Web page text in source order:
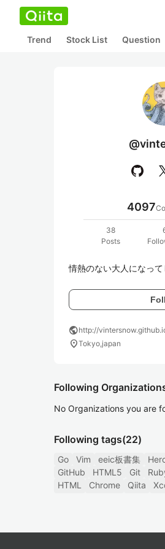
Trend Stock List Question
4097
38
Posts
情熱のない大人になっ
publichttp://
location_onTokyo,japan
Following
No Organizations you are
Following tags(22)
Go Vim eeic板書集
GitHub
HTML5 Git
HTML
Chrome Qiita